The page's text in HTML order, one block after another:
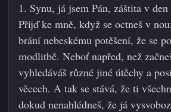
1. Synu, já jsem Pán, záštita v
Přijď ke mně, když se octneš v
brání nebeskému potěšení, že se
modlitbě. Neboť napřed, než
vyhledáváš různé jiné útěchy a
věcech. A tak se stává, že ti
dokud nenahlédneš, že já